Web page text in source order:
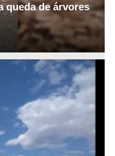
queda de árvores